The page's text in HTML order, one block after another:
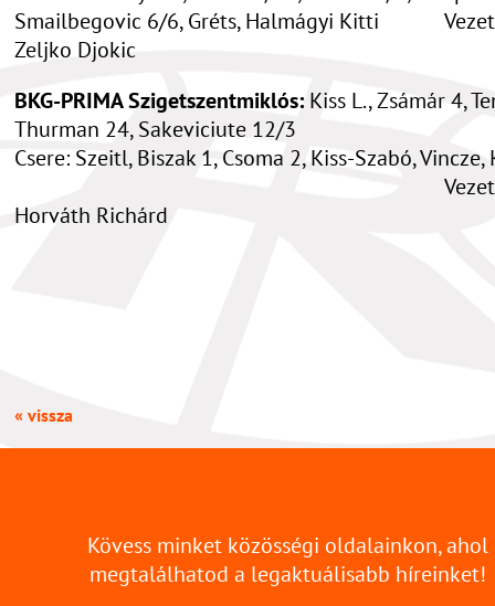
Smailbegovic 6/6, Gréts, Halmágyi Kitti
Zeljko Djokic
BKG-PRIMA Szigetszentmiklós:Kiss L., Zsámár 4,
Thurman 24, Sakeviciute 12/3
Csere: Szeitl, Biszak 1, Csoma 2, Kiss-Szabó,
Horváth Richárd
« vissza
Kövess minket közösségi oldalainkon, ahol
megtalálhatod a legaktuálisabb híreinket!